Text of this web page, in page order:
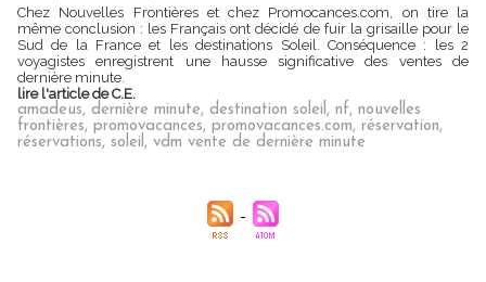
Chez Nouvelles Frontières et chez Promocances.com, on tire la
même conclusion : les Français ont décidé de fuir la grisaille pour le
Sud de la France et les destinations Soleil. Conséquence : les 2
voyagistes enregistrent une hausse significative des ventes de
dernière minute.
lire l'article de C.E.
amadeus, dernière minute, destination soleil, nf, nouvelles
frontières, promovacances, promovacances.com, réservation,
réservations, soleil, vdm vente de dernière minute